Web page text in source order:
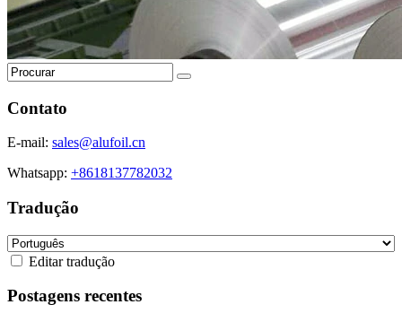
Contato
E-mail: sales@alufoil.cn
Whatsapp: +8618137782032
Tradução
Editar tradução
Postagens recentes